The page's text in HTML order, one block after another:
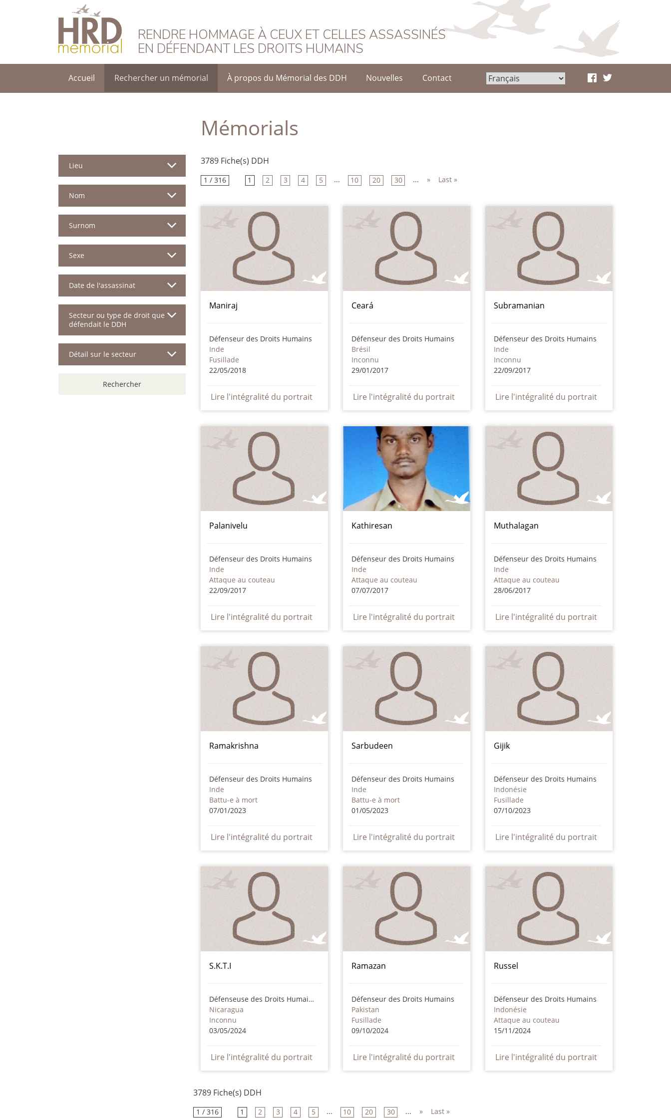
HRD Memorial – Français
RENDRE HOMMAGE À CEUX ET CELLES ASSASSINÉS
EN DÉFENDANT LES DROITS HUMAINS
Accueil Rechercher un mémorial À propos du Mémorial des DDH Nouvelles Contact
Mémorials
Lieu
Nom
Surnom
Sexe
Date de l'assassinat
Secteur ou type de droit que
défendait le DDH
Détail sur le secteur
Rechercher
3789 Fiche(s) DDH
1 / 316 1 2 3 4 5 ... 10 20 30 ... » Last »
Maniraj
Défenseur des Droits Humains
Inde
Fusillade
22/05/2018
Lire l'intégralité du portrait
Ceará
Défenseur des Droits Humains
Brésil
Inconnu
29/01/2017
Lire l'intégralité du portrait
Subramanian
Défenseur des Droits Humains
Inde
Inconnu
22/09/2017
Lire l'intégralité du portrait
Palanivelu
Défenseur des Droits Humains
Inde
Attaque au couteau
22/09/2017
Lire l'intégralité du portrait
Kathiresan
Défenseur des Droits Humains
Inde
Attaque au couteau
07/07/2017
Lire l'intégralité du portrait
Muthalagan
Défenseur des Droits Humains
Inde
Attaque au couteau
28/06/2017
Lire l'intégralité du portrait
Ramakrishna
Défenseur des Droits Humains
Inde
Battu-e à mort
07/01/2023
Lire l'intégralité du portrait
Sarbudeen
Défenseur des Droits Humains
Inde
Battu-e à mort
01/05/2023
Lire l'intégralité du portrait
Gijik
Défenseur des Droits Humains
Indonésie
Fusillade
07/10/2023
Lire l'intégralité du portrait
S.K.T.I
Défenseuse des Droits Humains
Nicaragua
Inconnu
03/05/2024
Lire l'intégralité du portrait
Ramazan
Défenseur des Droits Humains
Pakistan
Fusillade
09/10/2024
Lire l'intégralité du portrait
Russel
Défenseur des Droits Humains
Indonésie
Attaque au couteau
15/11/2024
Lire l'intégralité du portrait
3789 Fiche(s) DDH
1 / 316 1 2 3 4 5 ... 10 20 30 ... » Last »